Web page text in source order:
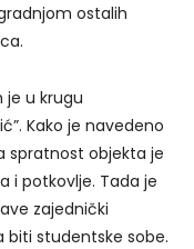
ostalih
je u krugu
Kako je navedeno
spratnost objekta je
i potkovlje. Tada je
zajednički
biti studentske sobe.